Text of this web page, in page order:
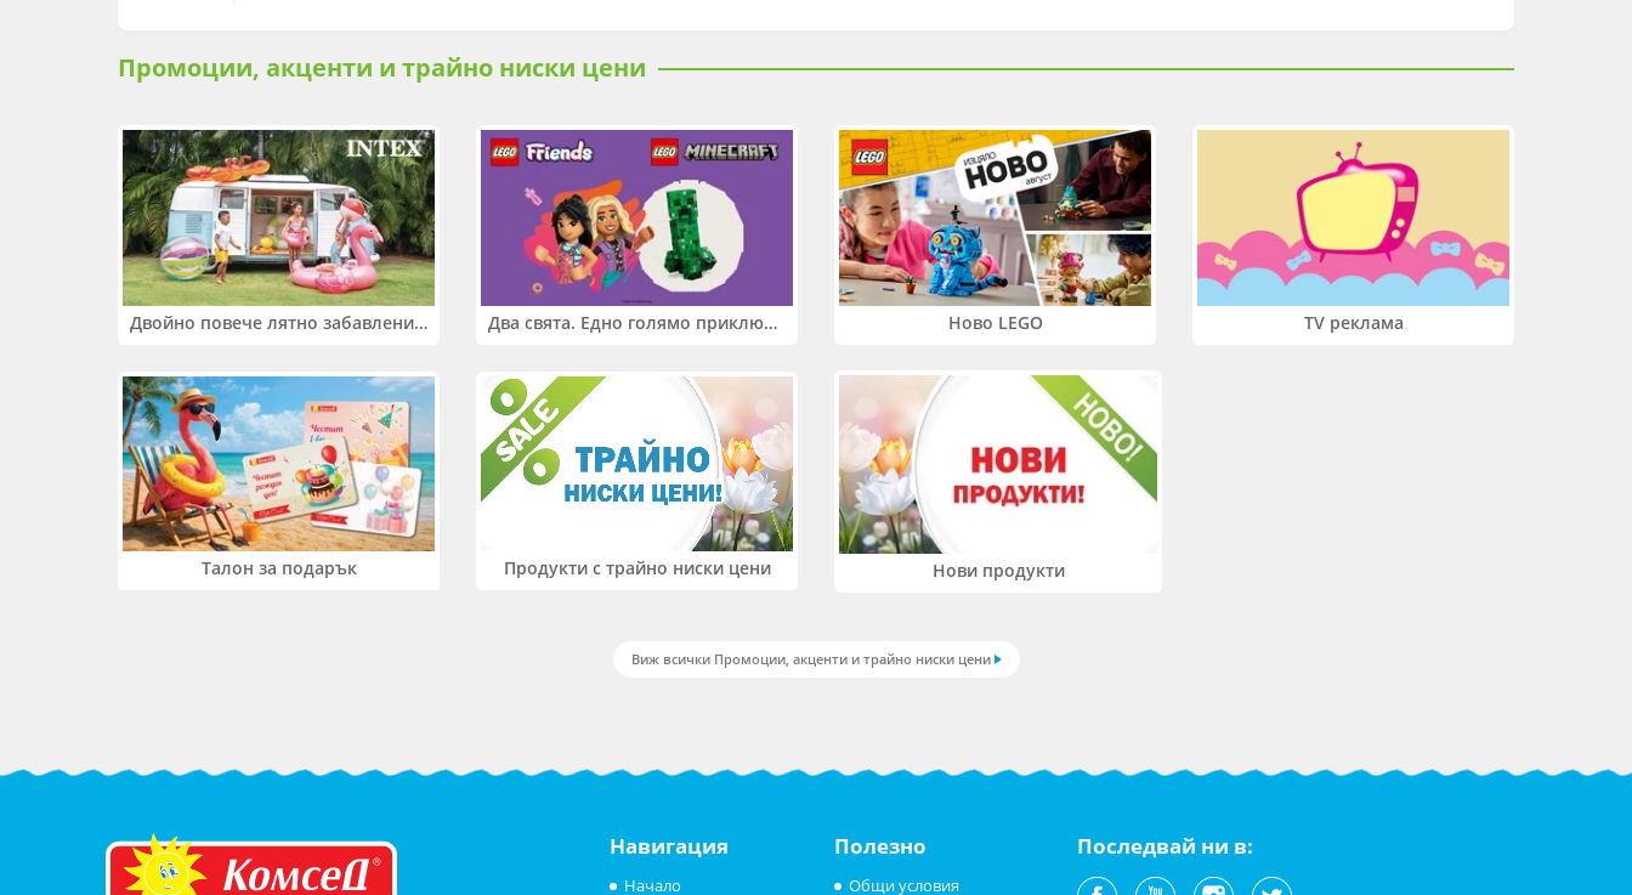
Промоции, акценти и трайно ниски цени
Двойно повече лятно забавление! Купи 2 продукта INTEX и вземи -33% Два свята. Едно голямо приключение. Купи 2 продукта LEGO® Friends и/или LEGO® Minecraft и вземи -27% Ново LEGO TV реклама
Талон за подарък Продукти с трайно ниски цени Нови продукти
Виж всички Промоции, акценти и трайно ниски цени
Навигация
Начало
Полезно
Общи условия
Последвай ни в: